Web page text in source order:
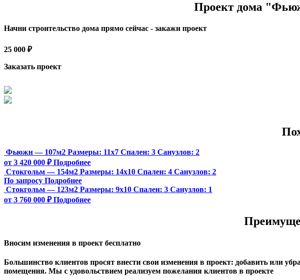
Проект дома
Начни строительство дома прямо сейчас - закажи проект
25 000 ₽
Заказать проект
Фьюжн — 107м2 Размеры: 11х7 Спален: 3 Санузлов: 2
от 3 420 000 ₽ Подробнее
Стокгольм — 154м2 Размеры: 14х10 Спален: 4 Санузлов: 2
По запросу Подробнее
Стокгольм — 123м2 Размеры: 9х10 Спален: 3 Санузлов: 1
от 3 760 000 ₽ Подробнее
Вносим изменения в проект бесплатно
Большинство клиентов просят внести свои изменения в проект: добавить или
помещения. Мы с удовольствием реализуем пожелания клиентов в проекте